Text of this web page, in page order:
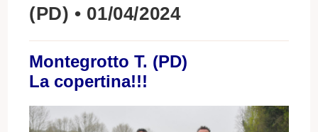
(PD) • 01/04/2024
Montegrotto T. (PD)
La copertina!!!